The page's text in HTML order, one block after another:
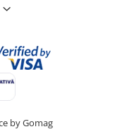
by Gomag